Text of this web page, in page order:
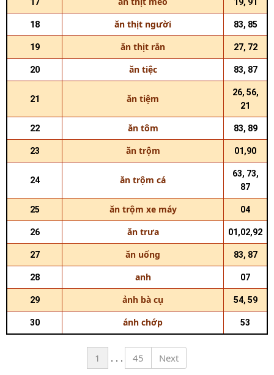
18 ăn thịt người 83, 85
19 ăn thịt rắn 27, 72
20 ăn tiệc 83, 87
21 ăn tiệm
26, 56,
21
22 ăn tôm 83, 89
23 ăn trộm 01,90
24 ăn trộm cá
63, 73,
87
25 ăn trộm xe máy 04
26 ăn trưa 01,02,92
27 ăn uống 83, 87
28 anh 07
29 ảnh bà cụ 54, 59
30 ánh chớp 53
1 . . . 45 Next